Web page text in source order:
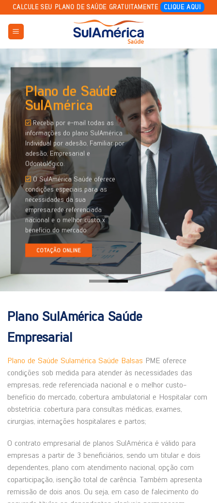
Skip
to
content
CALCULE SEU PLANO DE SAÚDE GRATUITAMENTE CLIQUE AQUI
Plano de Saúde
SulAmérica
Receba por e-mail todas as
informações do plano SulAmérica
Individual por adesão, Familiar por
adesão, Empresarial e
Odontológico.
O SulAmérica Saúde oferece
condições especiais para as
necessidades da sua
empresa,rede referenciada
nacional e o melhor custo x
benefício do mercado.
COTAÇÃO ONLINE
Plano SulAmérica Saúde
Empresarial
Plano de Saúde Sulamérica Saúde Balsas PME oferece
condições sob medida para atender às necessidades das
empresas, rede referenciada nacional e o melhor custo-
benefício do mercado, cobertura ambulatorial e Hospitalar com
obstetrícia: cobertura para consultas médicas, exames,
cirurgias, internações hospitalares e partos;
O contrato empresarial de planos SulAmérica é válido para
empresas a partir de 3 beneficiários, sendo um titular e dois
dependentes, plano com atendimento nacional, opção com
coparticipação, isenção total de carência. Também apresenta
remissão de dois anos. Ou seja, em caso de falecimento do